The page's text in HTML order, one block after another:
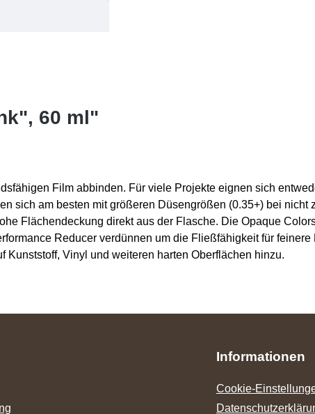
60 ml"
Film abbinden. Für viele Projekte eignen sich
sich am besten mit größeren Düsengrößen (0.35+) bei nicht
Flächendeckung direkt aus der Flasche. Die Opaque
Reducer verdünnen um die Fließfähigkeit für
Kunststoff, Vinyl und weiteren harten Oberflächen hinzu.
Informationen
Cookie-